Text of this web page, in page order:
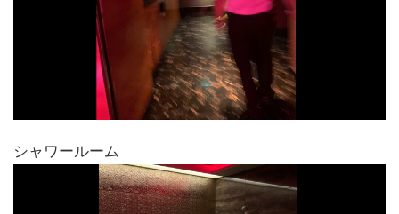
シャワールーム